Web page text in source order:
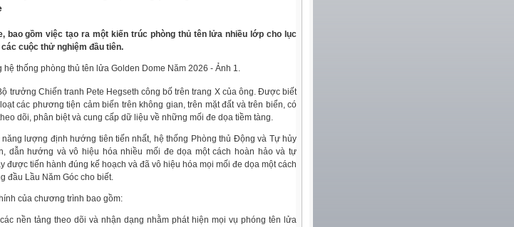
ĐẠO ĐỨC, PHONG CÁCH HỒ CHÍ MINH
bao gồm việc tạo ra một kiến trúc phòng thủ tên lửa nhiều lớp cho lục
cuộc thử nghiệm đầu tiên.
trưởng Chiến tranh Pete Hegseth công bố trên trang X của ông. Được biết
các phương tiện cảm biến trên không gian, trên mặt đất và trên biển, có
dõi, phân biệt và cung cấp dữ liệu về những mối đe dọa tiềm tàng.
lượng định hướng tiên tiến nhất, hệ thống Phòng thủ Động và Tự hủy
dẫn hướng và vô hiệu hóa nhiều mối đe dọa một cách hoàn hảo và tự
được tiến hành đúng kế hoạch và đã vô hiệu hóa mọi mối đe dọa một cách
đầu Lầu Năm Góc cho biết.
của chương trình bao gồm:
nền tảng theo dõi và nhận dạng nhằm phát hiện mọi vụ phóng tên lửa